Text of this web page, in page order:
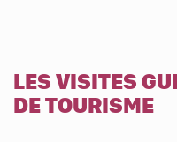
LES VISITES
DE TOURISME